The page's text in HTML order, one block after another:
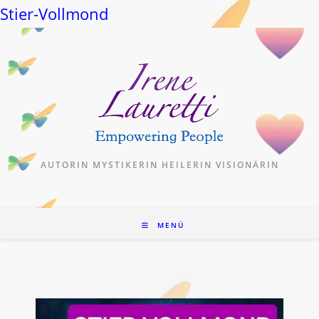
Stier-Vollmond
springen
AUTORIN MYSTIKERIN HEILERIN VISIONÄRIN
MENÜ